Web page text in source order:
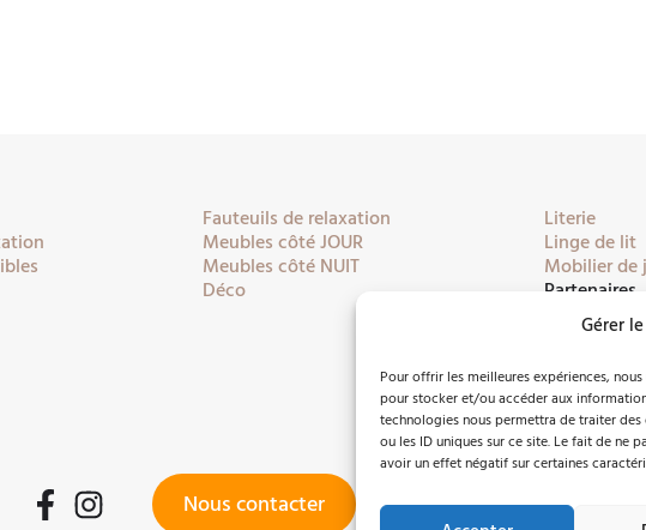
Gérer
Pour offrir les meilleures expériences,
pour stocker et/ou accéder aux
technologies nous permettra de traiter
ou les ID uniques sur ce site. Le fait de ne
avoir un effet négatif sur certaines
Fauteuils de relaxation
Meubles côté JOUR
Meubles côté NUIT
Déco
Literie
Linge de lit
Mobilier de
Partenaires
FacebookInstagram Nous contacter